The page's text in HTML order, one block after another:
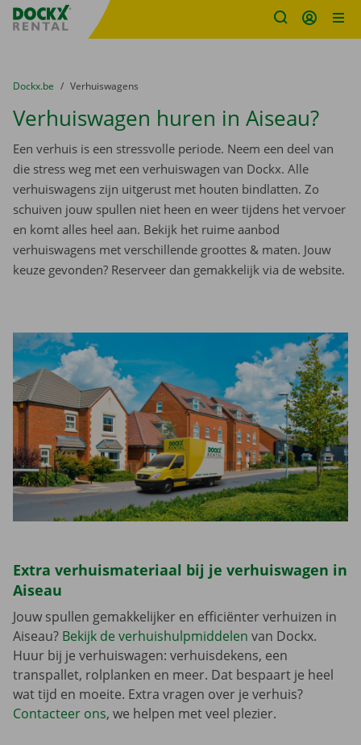
Fratello DEMO
U bevindt zich hier:
van
Dockx.be naar
Verhuiswagens
Verhuiswagen huren in Aiseau?
Een verhuis is een stressvolle periode. Neem een deel van
die stress weg met een verhuiswagen van Dockx. Alle
verhuiswagens zijn uitgerust met houten bindlatten. Zo
schuiven jouw spullen niet heen en weer tijdens het vervoer
en komt alles heel aan. Bekijk het ruime aanbod
verhuiswagens met verschillende groottes & maten. Jouw
keuze gevonden? Reserveer dan gemakkelijk via de website.
Extra verhuismateriaal bij je verhuiswagen in
Aiseau
Jouw spullen gemakkelijker en efficiënter verhuizen in
Aiseau? Bekijk de verhuishulpmiddelen van Dockx.
Huur bij je verhuiswagen: verhuisdekens, een
transpallet, rolplanken en meer. Dat bespaart je heel
wat tijd en moeite. Extra vragen over je verhuis?
Contacteer ons, we helpen met veel plezier.